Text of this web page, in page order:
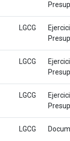
LGCG
LGCG
LGCG
LGCG